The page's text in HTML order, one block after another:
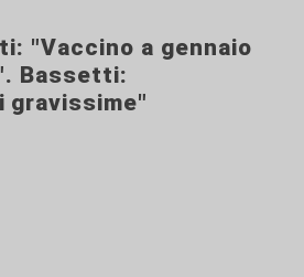
"Vaccino a gennaio
Bassetti:
gravissime"